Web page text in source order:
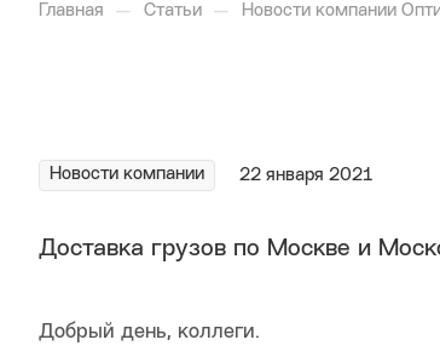
Главная — Статьи — Новости компании
Новости компании 22 января 2021
Доставка грузов по Москве и
Добрый день, коллеги.